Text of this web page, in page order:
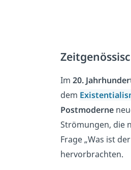
Im 20.
dem
Postmoderne
Strömungen, die
Frage „Was ist
hervorbrachten.